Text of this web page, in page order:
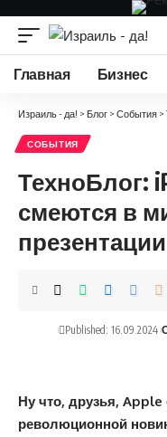
Главная Бизнес
Израиль - да! > Блог > События >
СОБЫТИЯ
ТехноБлог:
смеются в
презентации
Published: 16.09.2024
Ну что, друзья,
революционной